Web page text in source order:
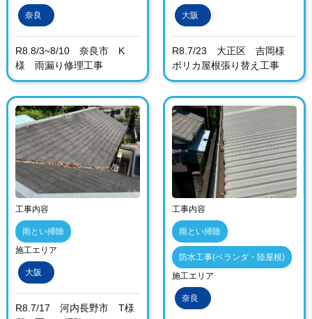
奈良
R8.8/3~8/10 奈良市 K
様 雨漏り修理工事
大阪
R8.7/23 大正区 吉岡様
ポリカ屋根張り替え工事
工事内容
雨とい掃除
施工エリア
大阪
R8.7/17 河内長野市 T様
工事内容
雨とい掃除
防水工事(ベランダ・陸屋根)
施工エリア
奈良